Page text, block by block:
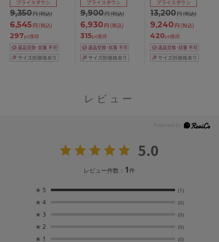
BCDEFGHIカップ ア
ンダー
65/70/75/80/85cm
9,350円(税込)
プライスダウン
6,545円 (税込)
297pt獲得
ップ アンダー
65/70/75cm
9,900円(税込)
プライスダウン
6,930円 (税込)
315pt獲得
13,200円(税込)
プライスダウン
9,240円 (税込)
420pt獲得
レビュー
5.0
レビュー件数： 1件
★ 5 (1)
★ 4 (0)
★ 3 (0)
★ 2 (0)
★ 1 (0)